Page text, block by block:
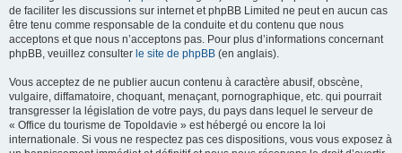
de faciliter les discussions sur internet et phpBB Limited ne peut en aucun cas
être tenu comme responsable de la conduite et du contenu que nous
acceptons et que nous n’acceptons pas. Pour plus d’informations concernant
phpBB, veuillez consulter le site de phpBB (en anglais).
Vous acceptez de ne publier aucun contenu à caractère abusif, obscène,
vulgaire, diffamatoire, choquant, menaçant, pornographique, etc. qui pourrait
transgresser la législation de votre pays, du pays dans lequel le serveur de
« Office du tourisme de Topoldavie » est hébergé ou encore la loi
internationale. Si vous ne respectez pas ces dispositions, vous vous exposez à